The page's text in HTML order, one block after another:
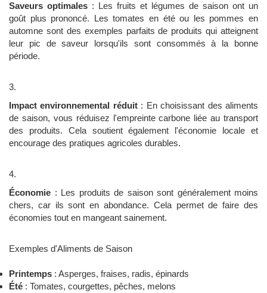
Saveurs optimales : Les fruits et légumes de saison ont un
goût plus prononcé. Les tomates en été ou les pommes en
automne sont des exemples parfaits de produits qui atteignent
leur pic de saveur lorsqu'ils sont consommés à la bonne
période.
Impact environnemental réduit: En choisissant des aliments
de saison, vous réduisez l'empreinte carbone liée au transport
des produits. Cela soutient également l'économie locale et
encourage des pratiques agricoles durables.
Économie : Les produits de saison sont généralement moins
chers, car ils sont en abondance. Cela permet de faire des
économies tout en mangeant sainement.
Exemples d'Aliments de Saison
Printemps : Asperges, fraises, radis, épinards
Été : Tomates, courgettes, pêches, melons